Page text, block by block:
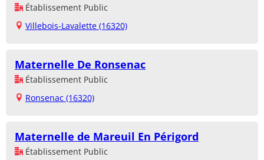
Établissement Public
Villebois-Lavalette (16320)
Maternelle De Ronsenac
Établissement Public
Ronsenac (16320)
Maternelle de Mareuil En Périgord
Établissement Public